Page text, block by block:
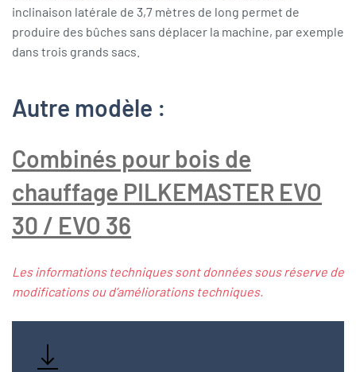
inclinaison latérale de 3,7 mètres de long permet de
produire des bûches sans déplacer la machine, par exemple
dans trois grands sacs.
Autre modèle :
Combinés pour bois de
chauffage PILKEMASTER EVO
30 / EVO 36
Les informations techniques sont données sous réserve de
modifications ou d’améliorations techniques.